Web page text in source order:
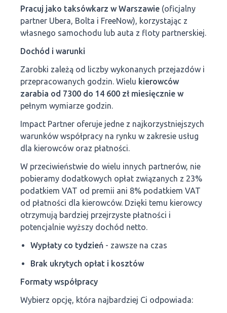
Pracuj jako taksówkarz w Warszawie (oficjalny
partner Ubera, Bolta i FreeNow), korzystając z
własnego samochodu lub auta z floty partnerskiej.
Dochód i warunki
Zarobki zależą od liczby wykonanych przejazdów i
przepracowanych godzin. Wielu kierowców
zarabia od 7300 do 14 600 zł miesięcznie w
pełnym wymiarze godzin.
Impact Partner oferuje jedne z najkorzystniejszych
warunków współpracy na rynku w zakresie usług
dla kierowców oraz płatności.
W przeciwieństwie do wielu innych partnerów, nie
pobieramy dodatkowych opłat związanych z 23%
podatkiem VAT od premii ani 8% podatkiem VAT
od płatności dla kierowców. Dzięki temu kierowcy
otrzymują bardziej przejrzyste płatności i
potencjalnie wyższy dochód netto.
Wypłaty co tydzień - zawsze na czas
Brak ukrytych opłat i kosztów
Formaty współpracy
Wybierz opcję, która najbardziej Ci odpowiada: